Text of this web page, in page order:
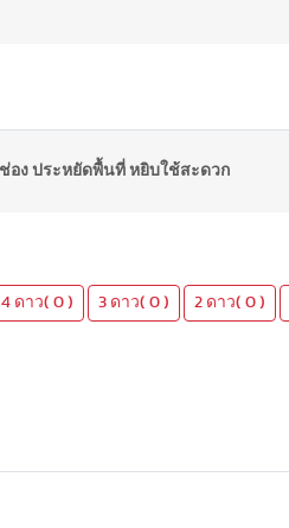
อง ประหยัดพื้นที่ หยิบใช้สะดวก
4 ดาว( 0 ) 3 ดาว( 0 ) 2 ดาว( 0 )